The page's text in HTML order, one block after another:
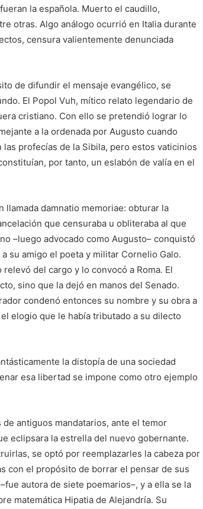
la española. Muerto el caudillo,
otras. Algo análogo ocurrió en Italia durante
censura valientemente denunciada
de difundir el mensaje evangélico, se
El Popol Vuh, mítico relato legendario de
cristiano. Con ello se pretendió lograr lo
a la ordenada por Augusto cuando
profecías de la Sibila, pero estos vaticinios
por tanto, un eslabón de valía en el
llamada damnatio memoriae: obturar la
que censuraba u obliteraba al que
–luego advocado como Augusto– conquistó
su amigo el poeta y militar Cornelio Galo.
del cargo y lo convocó a Roma. El
sino que la dejó en manos del Senado.
condenó entonces su nombre y su obra a
elogio que le había tributado a su dilecto
la distopía de una sociedad
esa libertad se impone como otro ejemplo
antiguos mandatarios, ante el temor
eclipsara la estrella del nuevo gobernante.
se optó por reemplazarles la cabeza por
con el propósito de borrar el pensar de sus
autora de siete poemarios–, y a ella se la
matemática Hipatia de Alejandría. Su